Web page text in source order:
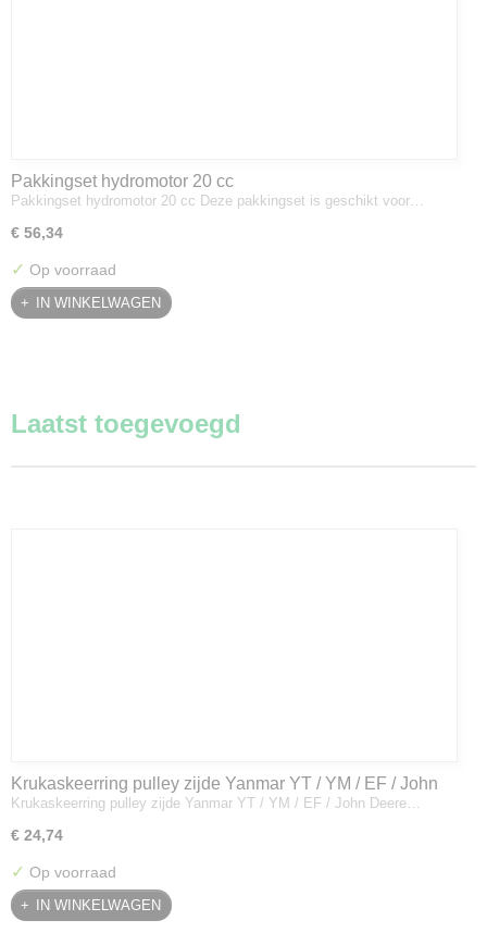
Pakkingset hydromotor 20 cc
Pakkingset hydromotor 20 cc Deze pakkingset is geschikt voor…
€ 56,34
✓ Op voorraad
IN WINKELWAGEN
Laatst toegevoegd
Krukaskeerring pulley zijde Yanmar YT / YM / EF / John
Deere - 119934-01800
Krukaskeerring pulley zijde Yanmar YT / YM / EF / John Deere…
€ 24,74
✓ Op voorraad
IN WINKELWAGEN